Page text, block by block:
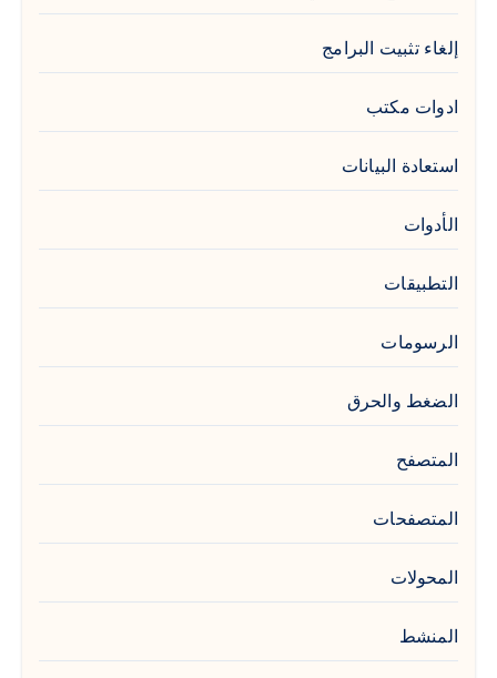
إلغاء تثبيت البرامج
ادوات مكتب
استعادة البيانات
الأدوات
التطبيقات
الرسومات
الضغط والحرق
المتصفح
المتصفحات
المحولات
المنشط